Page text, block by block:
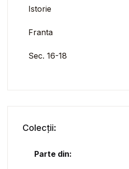
Istorie
Franta
Sec. 16-18
Colecții:
Parte din: